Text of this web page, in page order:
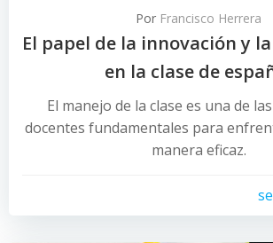
Por Francisco Herrera
El papel de la innovación y
en la clase de
El manejo de la clase es una de
docentes fundamentales para
manera eficaz.